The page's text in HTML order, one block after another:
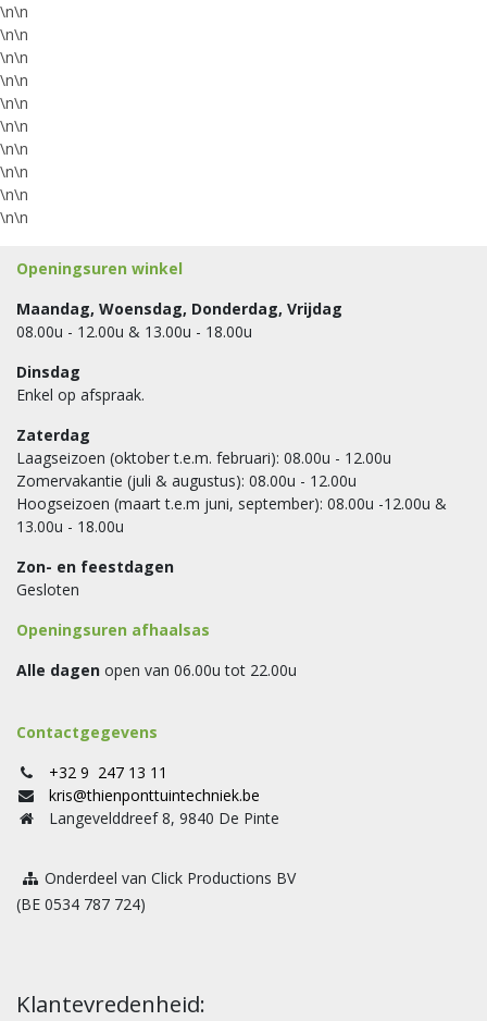
\n\n
\n\n
\n\n
\n\n
\n\n
\n\n
\n\n
\n\n
\n\n
\n\n
Openingsuren winkel
Maandag, Woensdag, Donderdag, Vrijdag
08.00u - 12.00u & 13.00u - 18.00u
Dinsdag
Enkel op afspraak.
Zaterdag
Laagseizoen (oktober t.e.m. februari): 08.00u - 12.00u
Zomervakantie (juli & augustus): 08.00u - 12.00u
Hoogseizoen (maart t.e.m juni, september): 08.00u -12.00u &
13.00u - 18.00u
Zon- en feestdagen
Gesloten
Openingsuren afhaalsas
Alle dagen open van 06.00u tot 22.00u
Contactgegevens
+32 9 247 13 11
kris@thienponttuintechniek.be
Langevelddreef 8, 9840 De Pinte
Onderdeel van Click Productions BV
(BE 0534 787 724)
Klantevredenheid: